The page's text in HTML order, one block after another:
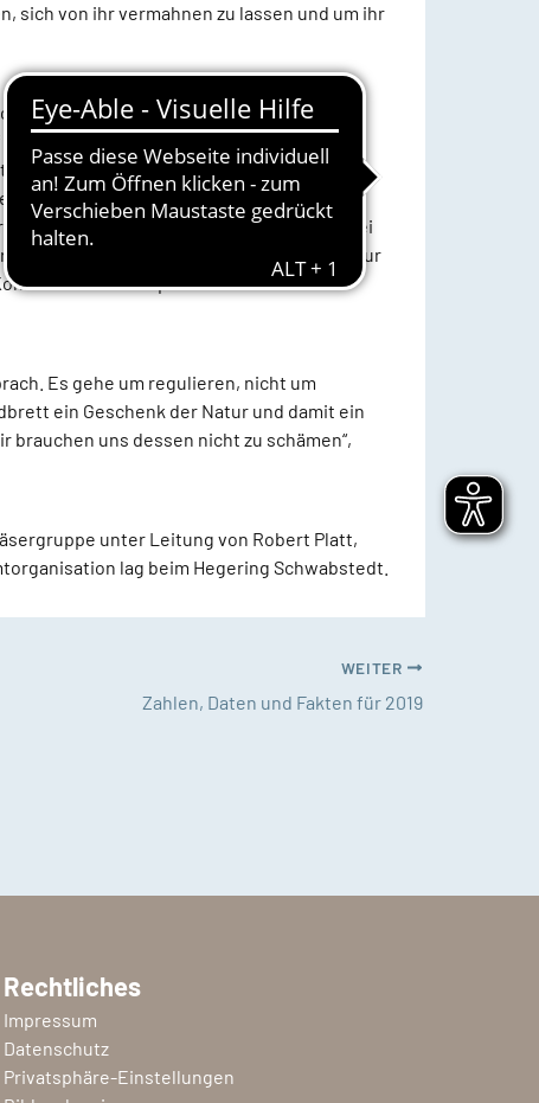
sich von ihr vermahnen zu lassen und um ihr
Hubertus (656-727) war
Stirn begegnete, aus dem die Stimme
abgedruckte Gedicht vorlas. „Das ist des
Geschöpfe ehrt.“ Denn darum gehe es bei
Leben, sondern auch sein Verhältnis zur
von Fleischprodukten und diesen
Es gehe um regulieren, nicht um
ein Geschenk der Natur und damit ein
brauchen uns dessen nicht zu schämen“,
unter Leitung von Robert Platt,
lag beim Hegering Schwabstedt.
WEITER
Zahlen, Daten und Fakten für 2019
Rechtliches
Impressum
Datenschutz
Privatsphäre-Einstellungen